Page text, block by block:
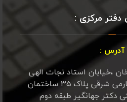
مرکزی :
آدرس :
،خیابان استاد نجات الهی
(ویلا) کوچه شهید صارمی شرقی پلاک ۳۵ ساختمان
دکتر جهانگیر طبقه دوم